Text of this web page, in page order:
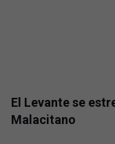
El Levante se
Malacitano